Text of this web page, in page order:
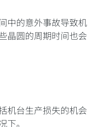
中的意外事故导致机
晶圆的周期时间也会
机台生产损失的机会
。